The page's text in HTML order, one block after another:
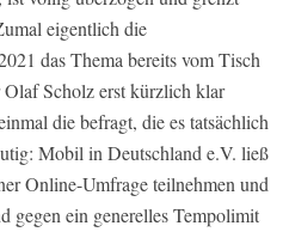
eigentlich die
das Thema bereits vom Tisch
Scholz erst kürzlich klar
die befragt, die es tatsächlich
Mobil in Deutschland e.V. ließ
Online-Umfrage teilnehmen und
gegen ein generelles Tempolimit